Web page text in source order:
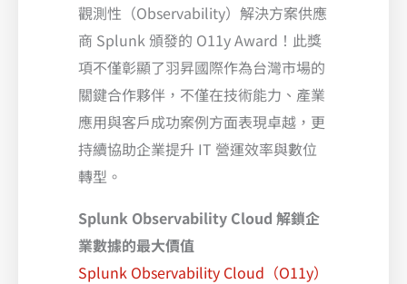
觀測性（Observability）解決方案供應
商 Splunk 頒發的 O11y Award！此獎
項不僅彰顯了羽昇國際作為台灣市場的
關鍵合作夥伴，不僅在技術能力、產業
應用與客戶成功案例方面表現卓越，更
持續協助企業提升 IT 營運效率與數位
轉型。
Splunk Observability Cloud 解鎖企
業數據的最大價值
Splunk Observability Cloud（O11y）